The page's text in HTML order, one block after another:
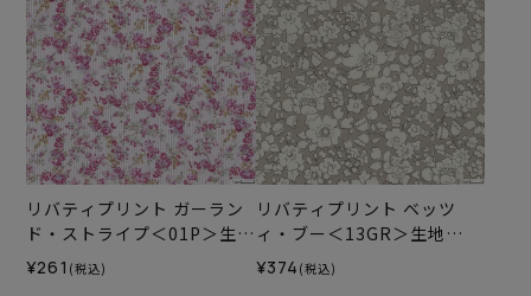
リバティプリント ガーラン
ド・ストライプ＜01P＞生地
（ホビーラホビーレオリジ
ナル）2024ES
¥261 (税込)
リバティプリント ベッツ
ィ・ブー＜13GR＞生地
（ホビーラホビーレオリジ
ナル）2026SS
¥374 (税込)